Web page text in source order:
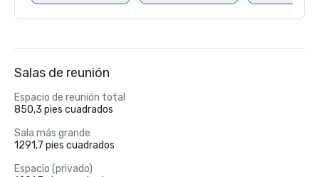
Salas de reunión
Espacio de reunión total
850,3 pies cuadrados
Sala más grande
1291,7 pies cuadrados
Espacio (privado)